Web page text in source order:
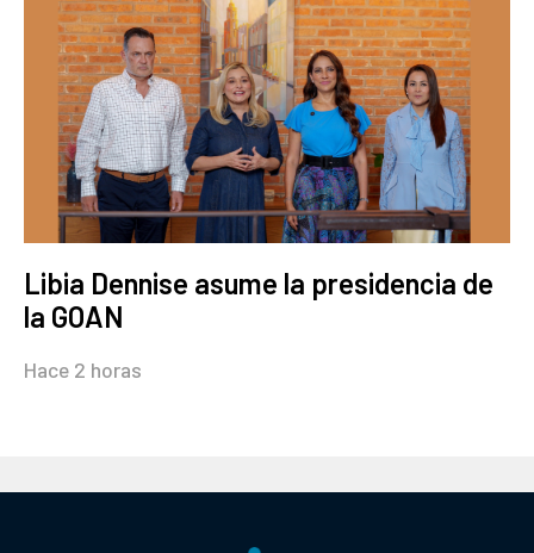
Libia Dennise asume la presidencia de
la GOAN
Hace 2 horas